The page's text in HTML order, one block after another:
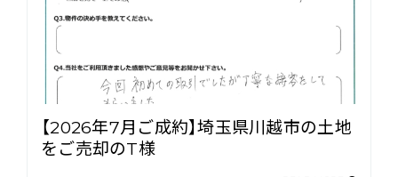
【2026年7月ご成約】埼玉県川越市の土地
をご売却のT様